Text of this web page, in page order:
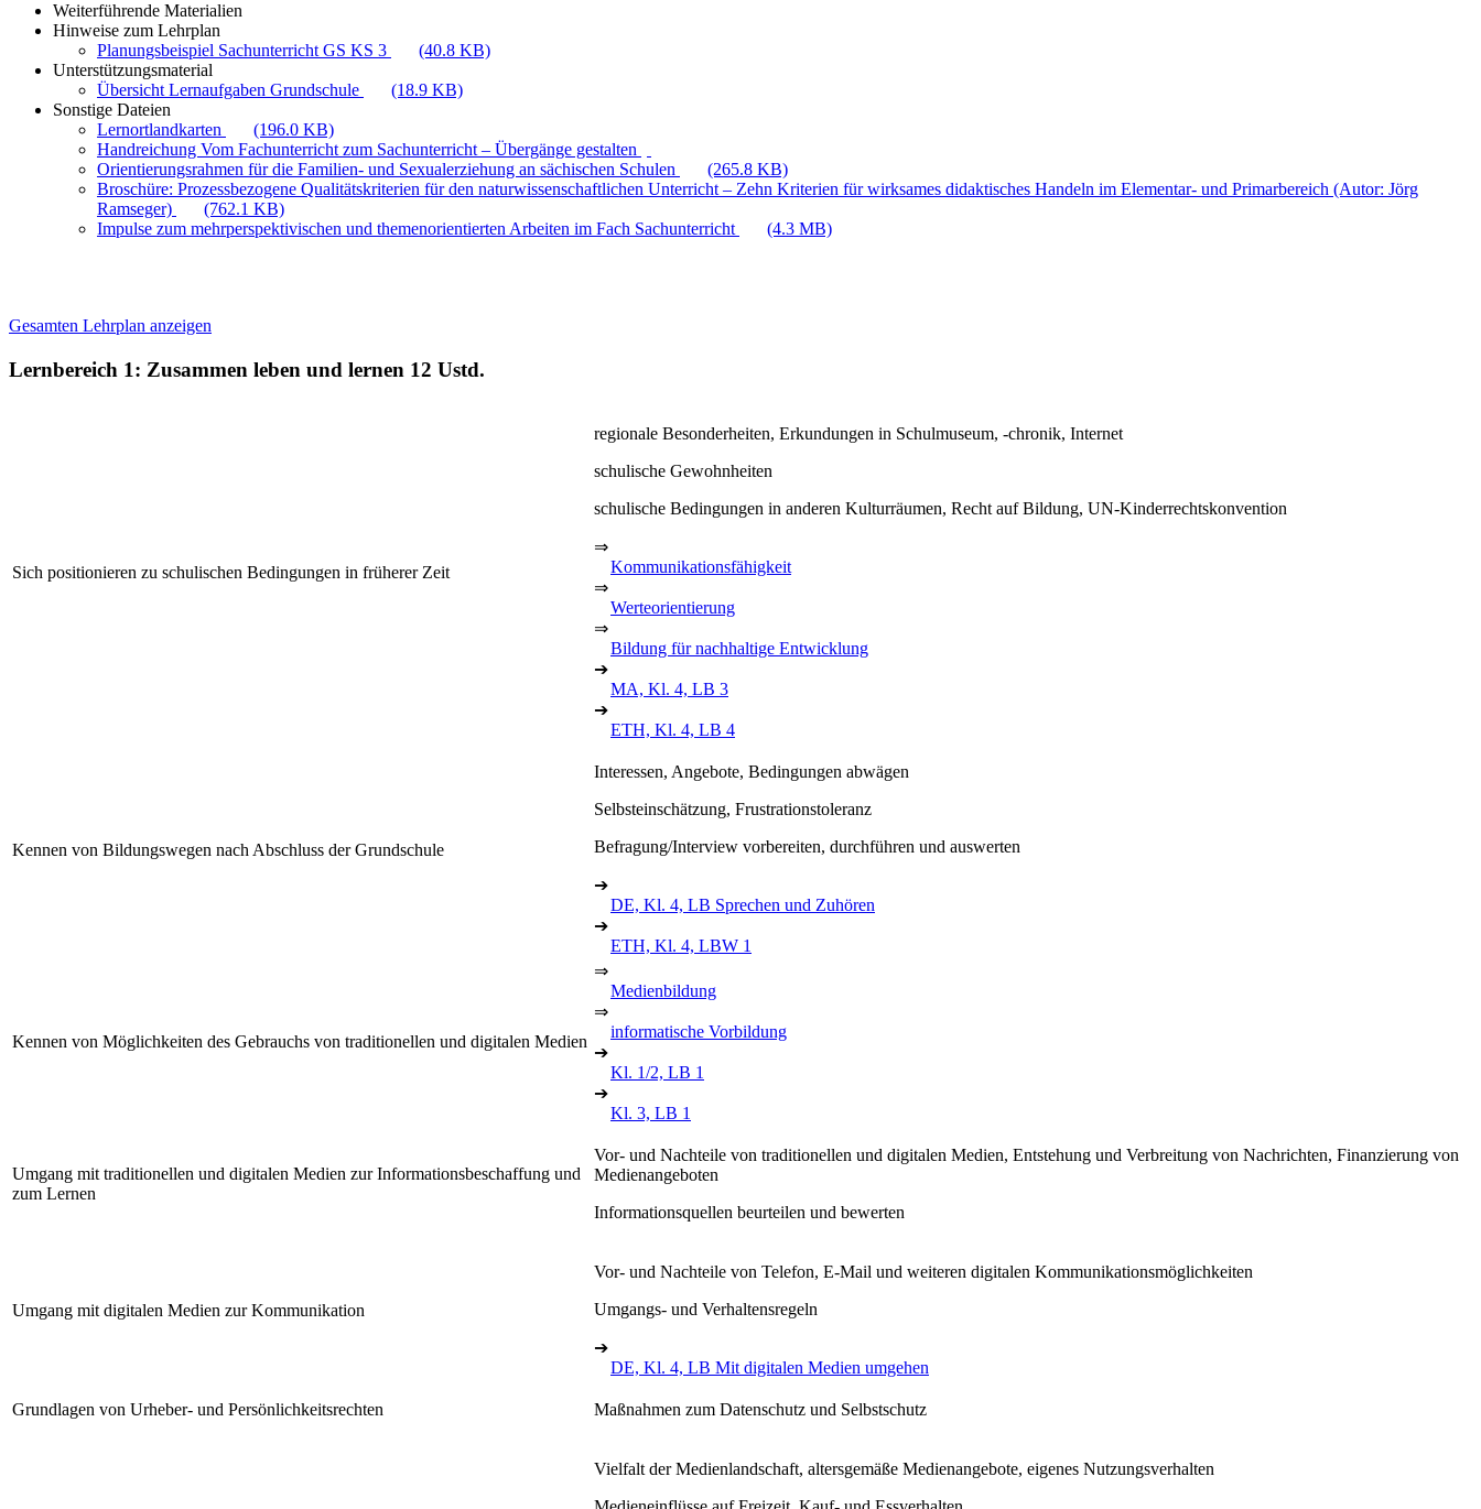
Weiterführende Materialien
Hinweise zum Lehrplan
Planungsbeispiel Sachunterricht GS KS 3
(40.8 KB)
Unterstützungsmaterial
Übersicht Lernaufgaben Grundschule
(18.9 KB)
Sonstige Dateien
Lernortlandkarten
(196.0 KB)
Handreichung Vom Fachunterricht zum Sachunterricht – Übergänge gestalten
Orientierungsrahmen für die Familien- und Sexualerziehung an sächischen Schulen
(265.8 KB)
Broschüre: Prozessbezogene Qualitätskriterien für den naturwissenschaftlichen Unterricht – Zehn Kriterien für wirksames didaktisches Handeln im Elementar- und Primarbereich (Autor: Jörg
Ramseger)
(762.1 KB)
Impulse zum mehrperspektivischen und themenorientierten Arbeiten im Fach Sachunterricht
(4.3 MB)
Gesamten Lehrplan anzeigen
Lernbereich 1: Zusammen leben und lernen 12 Ustd.
Sich positionieren zu schulischen Bedingungen in früherer Zeit
regionale Besonderheiten, Erkundungen in Schulmuseum, -chronik, Internet
schulische Gewohnheiten
schulische Bedingungen in anderen Kulturräumen, Recht auf Bildung, UN-Kinderrechtskonvention
⇒
Kommunikationsfähigkeit
⇒
Werteorientierung
⇒
Bildung für nachhaltige Entwicklung
➔
MA, Kl. 4, LB 3
➔
ETH, Kl. 4, LB 4
Kennen von Bildungswegen nach Abschluss der Grundschule
Interessen, Angebote, Bedingungen abwägen
Selbsteinschätzung, Frustrationstoleranz
Befragung/Interview vorbereiten, durchführen und auswerten
➔
DE, Kl. 4, LB Sprechen und Zuhören
➔
ETH, Kl. 4, LBW 1
Kennen von Möglichkeiten des Gebrauchs von traditionellen und digitalen Medien
⇒
Medienbildung
⇒
informatische Vorbildung
➔
Kl. 1/2, LB 1
➔
Kl. 3, LB 1
Umgang mit traditionellen und digitalen Medien zur Informationsbeschaffung und
zum Lernen
Vor- und Nachteile von traditionellen und digitalen Medien, Entstehung und Verbreitung von Nachrichten, Finanzierung von
Medienangeboten
Informationsquellen beurteilen und bewerten
Umgang mit digitalen Medien zur Kommunikation
Vor- und Nachteile von Telefon, E-Mail und weiteren digitalen Kommunikationsmöglichkeiten
Umgangs- und Verhaltensregeln
➔
DE, Kl. 4, LB Mit digitalen Medien umgehen
Grundlagen von Urheber- und Persönlichkeitsrechten Maßnahmen zum Datenschutz und Selbstschutz
Vielfalt der Medienlandschaft, altersgemäße Medienangebote, eigenes Nutzungsverhalten